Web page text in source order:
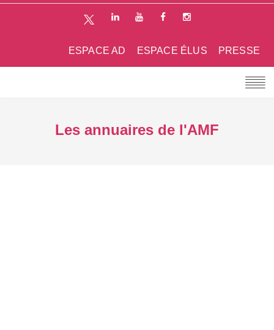
PRESSE
ESPACE ÉLUS
ESPACE AD
Les annuaires de l'AMF